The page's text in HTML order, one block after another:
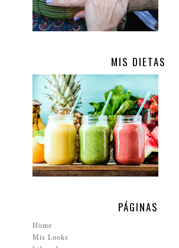
MIS DIETAS
PÁGINAS
Home
Mis Looks